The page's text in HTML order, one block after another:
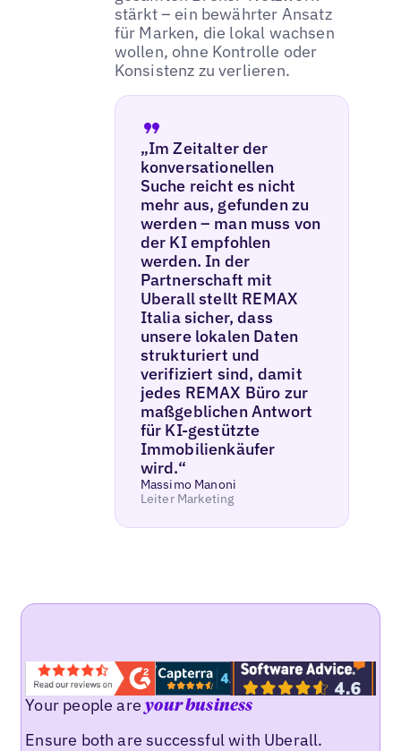
stärkt – ein bewährter Ansatz
für Marken, die lokal wachsen
wollen, ohne Kontrolle oder
Konsistenz zu verlieren.
„Im Zeitalter der
konversationellen
Suche reicht es nicht
mehr aus, gefunden zu
werden – man muss von
der KI empfohlen
werden. In der
Partnerschaft mit
Uberall stellt REMAX
Italia sicher, dass
unsere lokalen Daten
strukturiert und
verifiziert sind, damit
jedes REMAX Büro zur
maßgeblichen Antwort
für KI-gestützte
Immobilienkäufer
wird.“
Massimo Manoni
Leiter Marketing
Your people areyour business
Ensure both are successful with Uberall.